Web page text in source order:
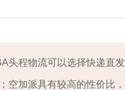
头程物流可以选择快递直
空加派具有较高的性价比